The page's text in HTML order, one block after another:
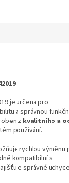
je určena pro
a správnou
z kvalitního a
používání.
rychlou výměnu
kompatibilní s
správné